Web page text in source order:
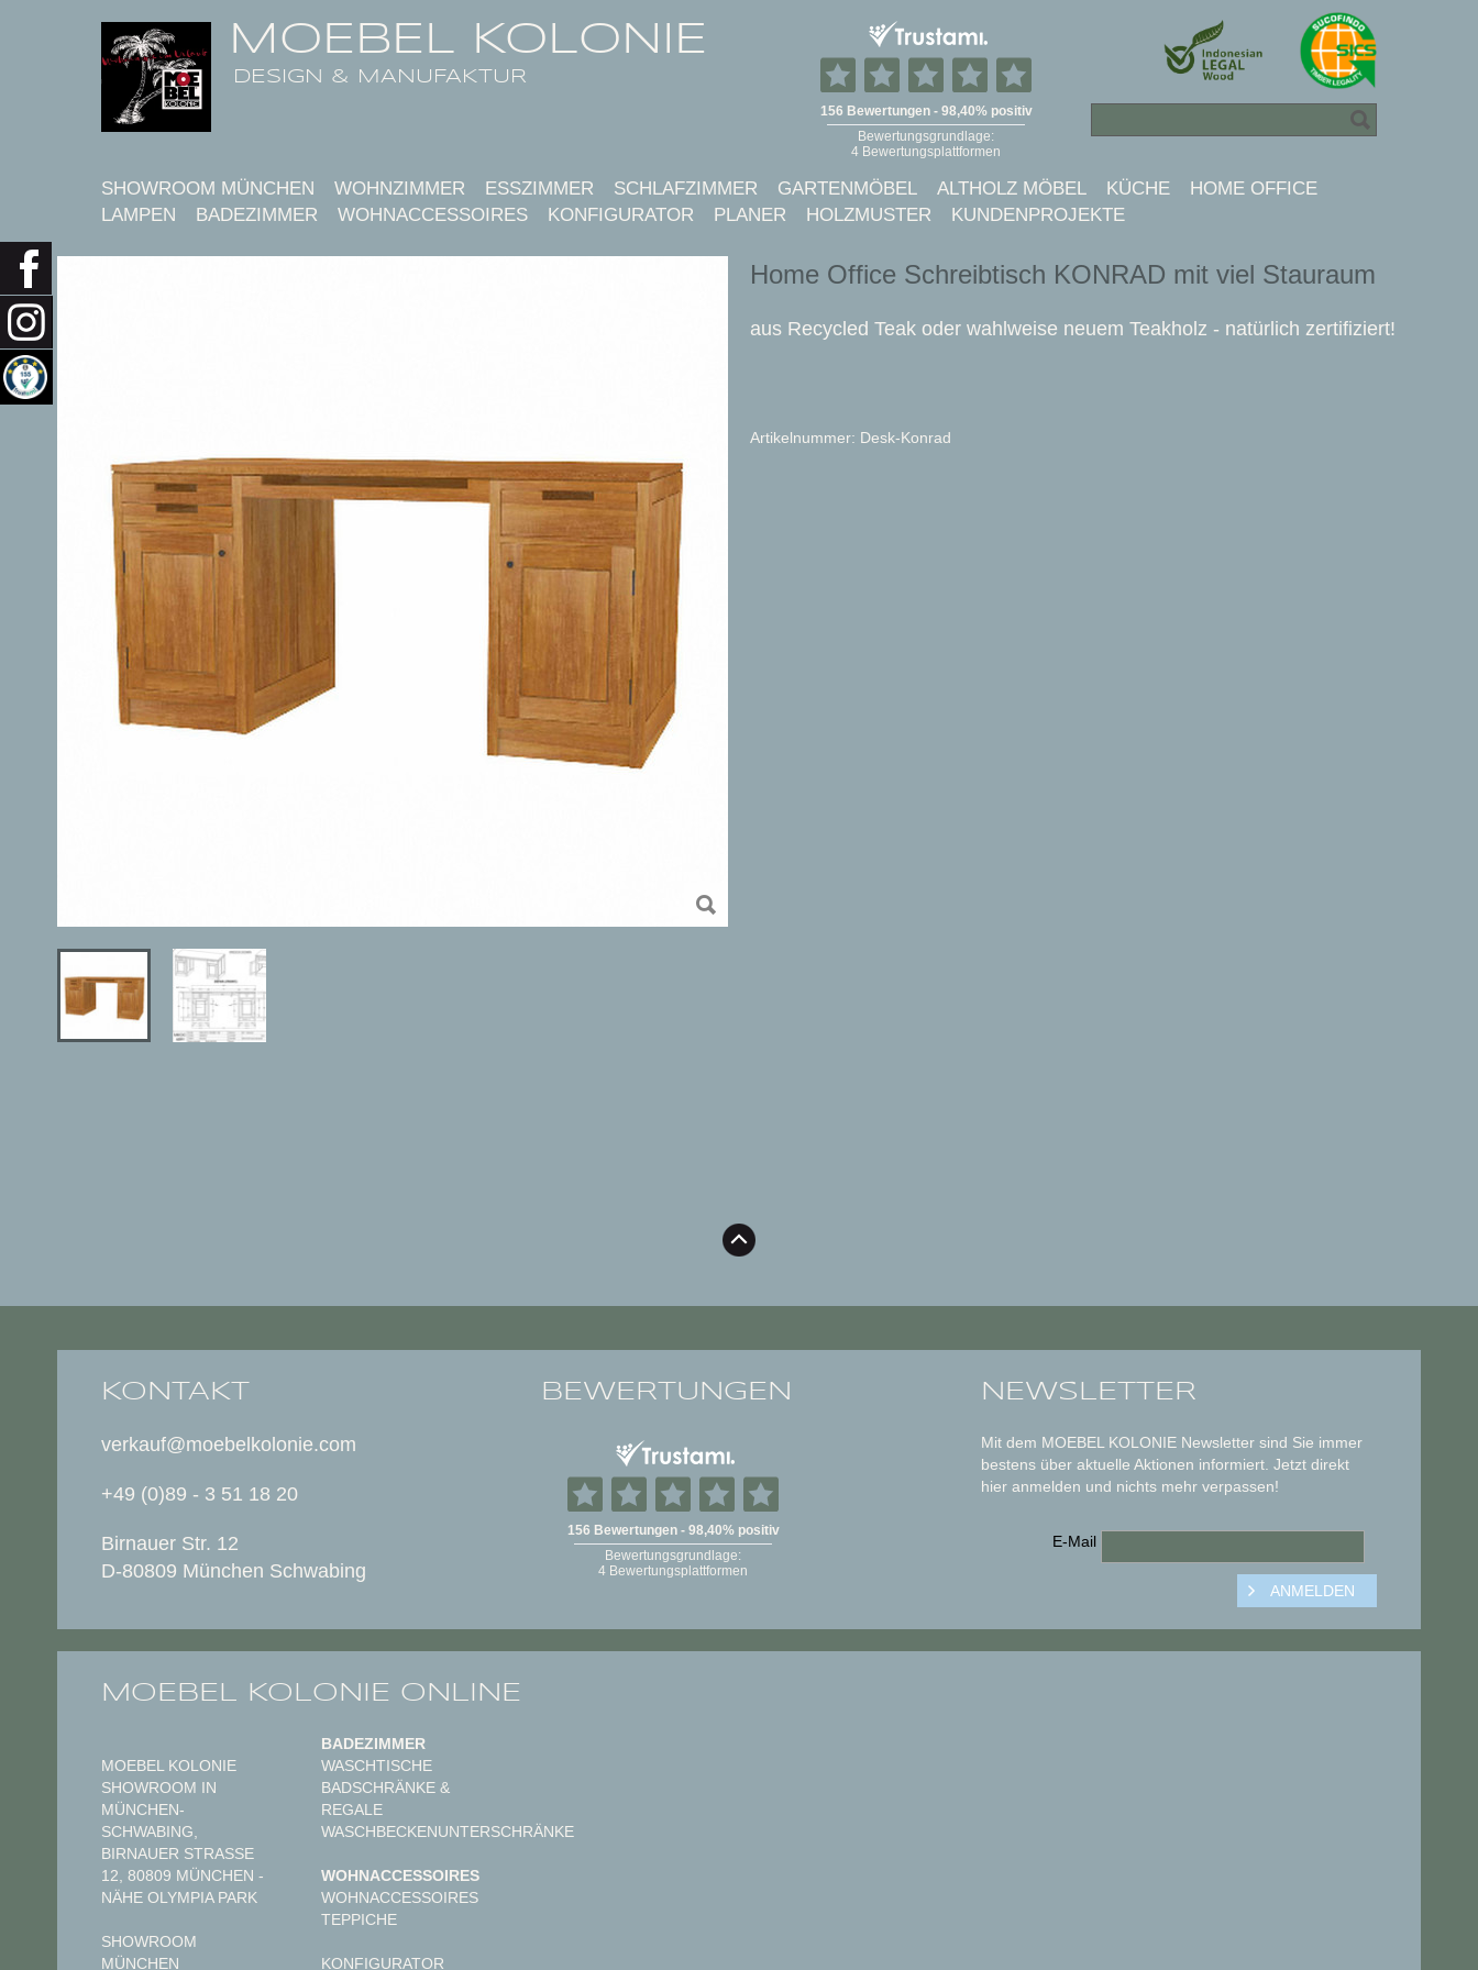
MOEBEL KOLONIE
DESIGN & MANUFAKTUR
SHOWROOM MÜNCHEN WOHNZIMMER ESSZIMMER SCHLAFZIMMER GARTENMÖBEL ALTHOLZ MÖBEL KÜCHE
HOME OFFICE
LAMPEN
BADEZIMMER WOHNACCESSOIRES KONFIGURATOR PLANER HOLZMUSTER KUNDENPROJEKTE
Home Office Schreibtisch KONRAD mit viel Stauraum
aus Recycled Teak oder wahlweise neuem Teakholz - natürlich zertifiziert!
Artikelnummer: Desk-Konrad
KONTAKT
verkauf@moebelkolonie.com
+49 (0)89 - 3 51 18 20
Birnauer Str. 12
D-80809 München Schwabing
BEWERTUNGEN NEWSLETTER
Mit dem MOEBEL KOLONIE Newsletter sind Sie immer
bestens über aktuelle Aktionen informiert. Jetzt direkt
hier anmelden und nichts mehr verpassen!
E-Mail
MOEBEL KOLONIE ONLINE
MOEBEL KOLONIE
SHOWROOM IN
MÜNCHEN-
SCHWABING,
BIRNAUER STRASSE 1
2, 80809 MÜNCHEN - N
ÄHE OLYMPIA PARK
SHOWROOM
MÜNCHEN
BADEZIMMER
WASCHTISCHE
BADSCHRÄNKE &
REGALE
WASCHBECKENUNTERSCHRÄNKE
WOHNACCESSOIRES
WOHNACCESSOIRES
TEPPICHE
KONFIGURATOR